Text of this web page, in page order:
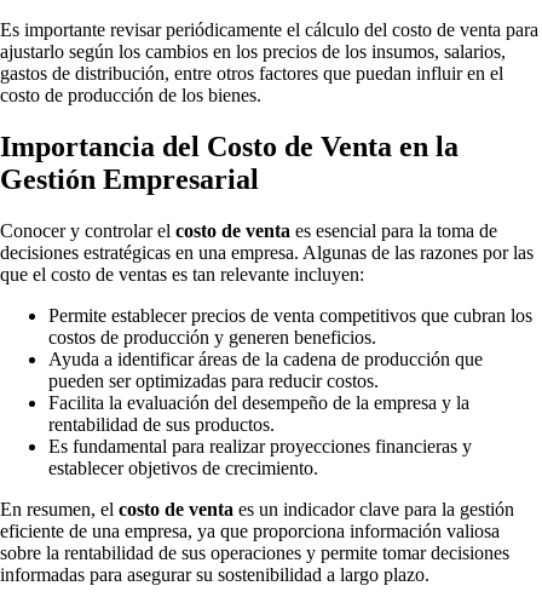
Es importante revisar periódicamente el cálculo del costo de venta para
ajustarlo según los cambios en los precios de los insumos, salarios,
gastos de distribución, entre otros factores que puedan influir en el
costo de producción de los bienes.
Importancia del Costo de Venta en la
Gestión Empresarial
Conocer y controlar el costo de venta es esencial para la toma de
decisiones estratégicas en una empresa. Algunas de las razones por las
que el costo de ventas es tan relevante incluyen:
Permite establecer precios de venta competitivos que cubran los
costos de producción y generen beneficios.
Ayuda a identificar áreas de la cadena de producción que
pueden ser optimizadas para reducir costos.
Facilita la evaluación del desempeño de la empresa y la
rentabilidad de sus productos.
Es fundamental para realizar proyecciones financieras y
establecer objetivos de crecimiento.
En resumen, el costo de venta es un indicador clave para la gestión
eficiente de una empresa, ya que proporciona información valiosa
sobre la rentabilidad de sus operaciones y permite tomar decisiones
informadas para asegurar su sostenibilidad a largo plazo.